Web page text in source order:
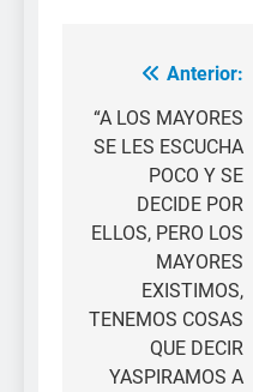
Navegación
de
entradas
Anterior:
“A LOS MAYORES
SE LES ESCUCHA
POCO Y SE
DECIDE POR
ELLOS, PERO LOS
MAYORES
EXISTIMOS,
TENEMOS COSAS
QUE DECIR
YASPIRAMOS A